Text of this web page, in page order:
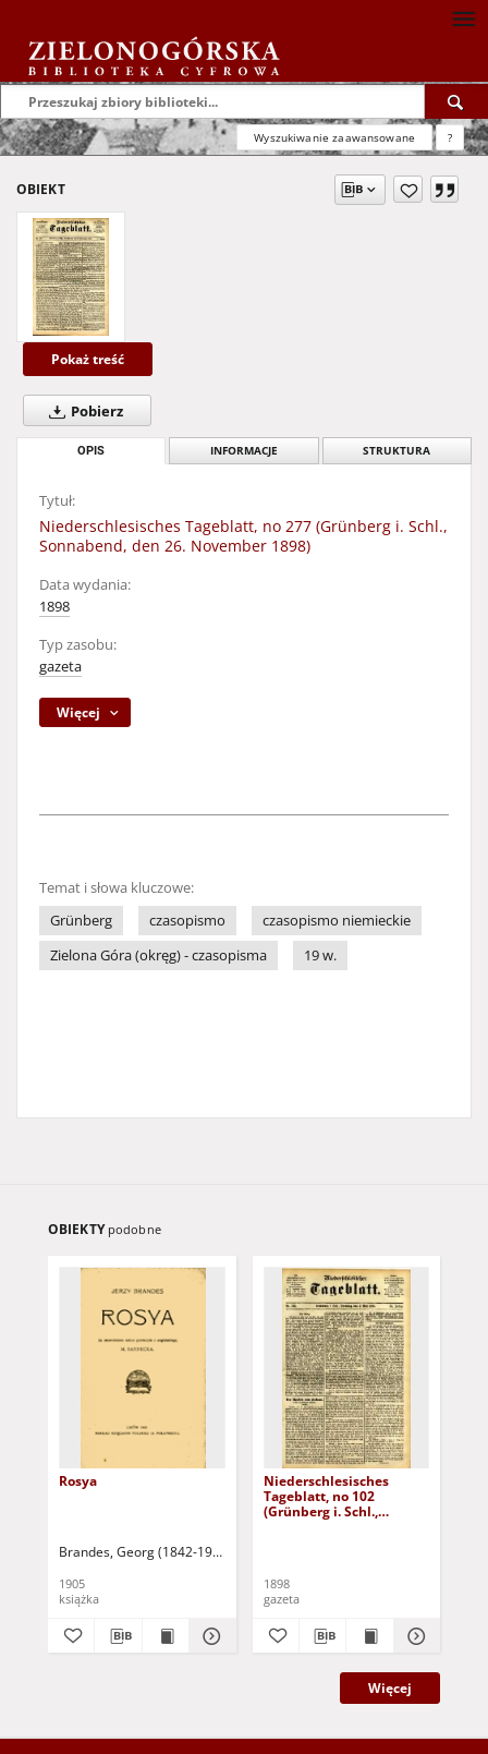
Wyszukiwanie zaawansowane ?
OBIEKT
Pokaż treść
Pobierz
OPIS INFORMACJE STRUKTURA
Tytuł:
Niederschlesisches Tageblatt, no 277 (Grünberg i. Schl.,
Sonnabend, den 26. November 1898)
Data wydania:
1898
Typ zasobu:
gazeta
Więcej
Temat i słowa kluczowe:
Grünberg
czasopismo
czasopismo niemieckie
Zielona Góra (okręg) - czasopisma
19 w.
OBIEKTY podobne
Rosya
Brandes, Georg (1842-1927)
1905
książka
Niederschlesisches
Tageblatt, no 102
(Grünberg i. Schl.,
1898
gazeta
Więcej